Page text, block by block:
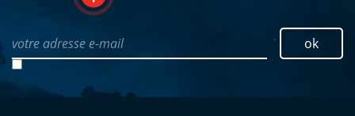
votre adresse e-mail ok